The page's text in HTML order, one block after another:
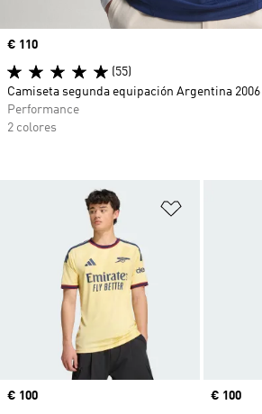
Añadir a la
Precio
€ 100
Precio
€ 100
Precio
€ 110
(55)
Camiseta segunda equipación Argentina 2006
Performance
2 colores